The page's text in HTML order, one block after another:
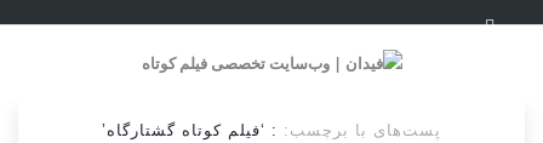
پست‌های با برچسب: : ‘فیلم کوتاه گشتارگاه’